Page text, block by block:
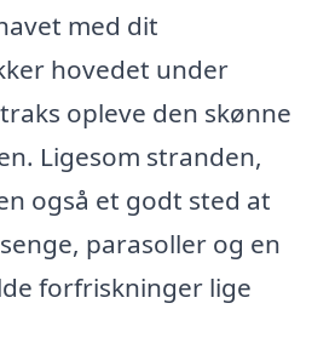
med dit
hovedet under
opleve den skønne
Ligesom stranden,
også et godt sted at
parasoller og en
forfriskninger lige